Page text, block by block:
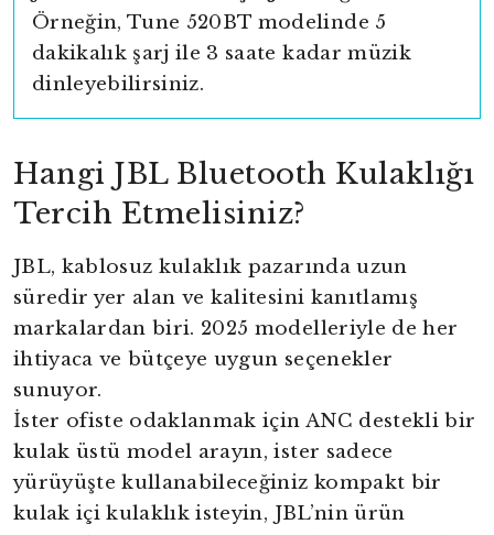
Örneğin, Tune 520BT modelinde 5
dakikalık şarj ile 3 saate kadar müzik
dinleyebilirsiniz.
Hangi JBL Bluetooth Kulaklığı
Tercih Etmelisiniz?
JBL, kablosuz kulaklık pazarında uzun
süredir yer alan ve kalitesini kanıtlamış
markalardan biri. 2025 modelleriyle de her
ihtiyaca ve bütçeye uygun seçenekler
sunuyor.
İster ofiste odaklanmak için ANC destekli bir
kulak üstü model arayın, ister sadece
yürüyüşte kullanabileceğiniz kompakt bir
kulak içi kulaklık isteyin, JBL’nin ürün